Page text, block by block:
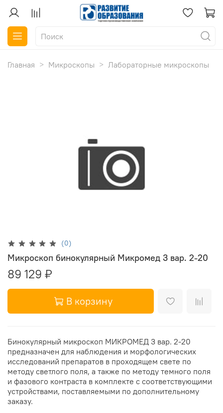
Главная Микроскопы Лабораторные микроскопы
(0)
Микроскоп бинокулярный Микромед 3 вар. 2-20
89 129 ₽
В корзину
Бинокулярный микроскоп МИКРОМЕД 3 вар. 2-20
предназначен для наблюдения и морфологических
исследований препаратов в проходящем свете по
методу светлого поля, а также по методу темного поля
и фазового контраста в комплекте с соответствующими
устройствами, поставляемыми по дополнительному
заказу.